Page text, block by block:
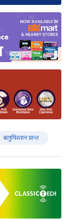
बलुचिस्तान प्रान्त